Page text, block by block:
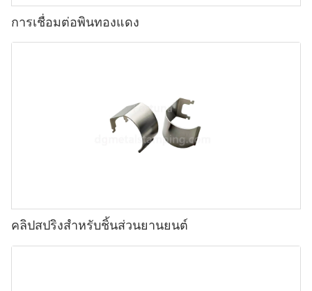
การเชื่อมต่อพินทองแดง
คลิปสปริงสำหรับชิ้นส่วนยานยนต์